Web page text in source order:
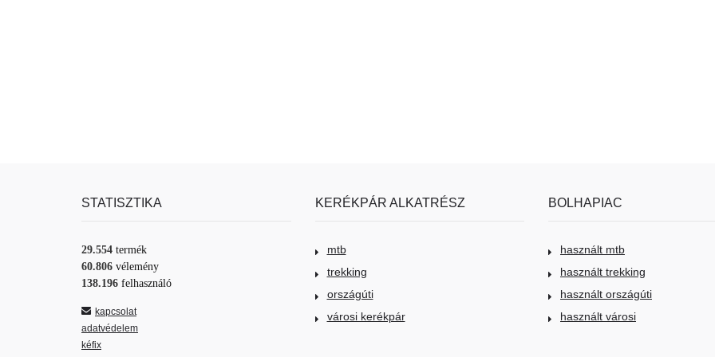
STATISZTIKA
29.554 termék
60.806 vélemény
138.196 felhasználó
kapcsolat
adatvédelem
kéfix
KERÉKPÁR ALKATRÉSZ
mtb
trekking
országúti
városi kerékpár
BOLHAPIAC
használt mtb
használt trekking
használt országúti
használt városi